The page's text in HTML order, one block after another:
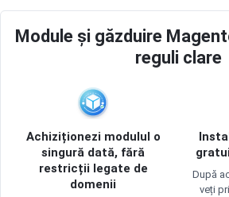
Module și găzduire
reguli clare
Achiziționezi modulul o
singură dată, fără
restricții legate de
domenii
După
veți